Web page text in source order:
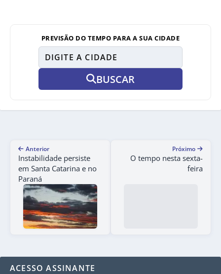
PREVISÃO DO TEMPO PARA A SUA CIDADE
BUSCAR
Anterior
Instabilidade persiste
em Santa Catarina e no
Paraná
Próximo
O tempo nesta sexta-
feira
ACESSO ASSINANTE